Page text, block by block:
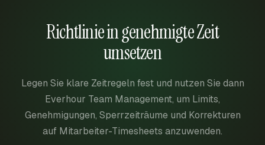
Richtlinie in genehmigte Zeit
umsetzen
Legen Sie klare Zeitregeln fest und nutzen Sie dann
Everhour Team Management, um Limits,
Genehmigungen, Sperrzeiträume und Korrekturen
auf Mitarbeiter-Timesheets anzuwenden.